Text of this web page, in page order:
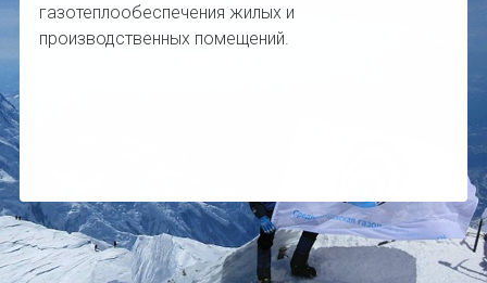
газотеплообеспечения жилых и
производственных помещений.